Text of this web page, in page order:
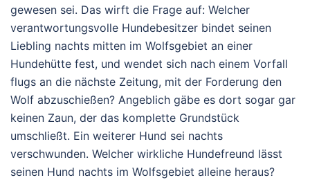
gewesen sei. Das wirft die Frage auf: Welcher
verantwortungsvolle Hundebesitzer bindet seinen
Liebling nachts mitten im Wolfsgebiet an einer
Hundehütte fest, und wendet sich nach einem Vorfall
flugs an die nächste Zeitung, mit der Forderung den
Wolf abzuschießen? Angeblich gäbe es dort sogar gar
keinen Zaun, der das komplette Grundstück
umschließt. Ein weiterer Hund sei nachts
verschwunden. Welcher wirkliche Hundefreund lässt
seinen Hund nachts im Wolfsgebiet alleine heraus?